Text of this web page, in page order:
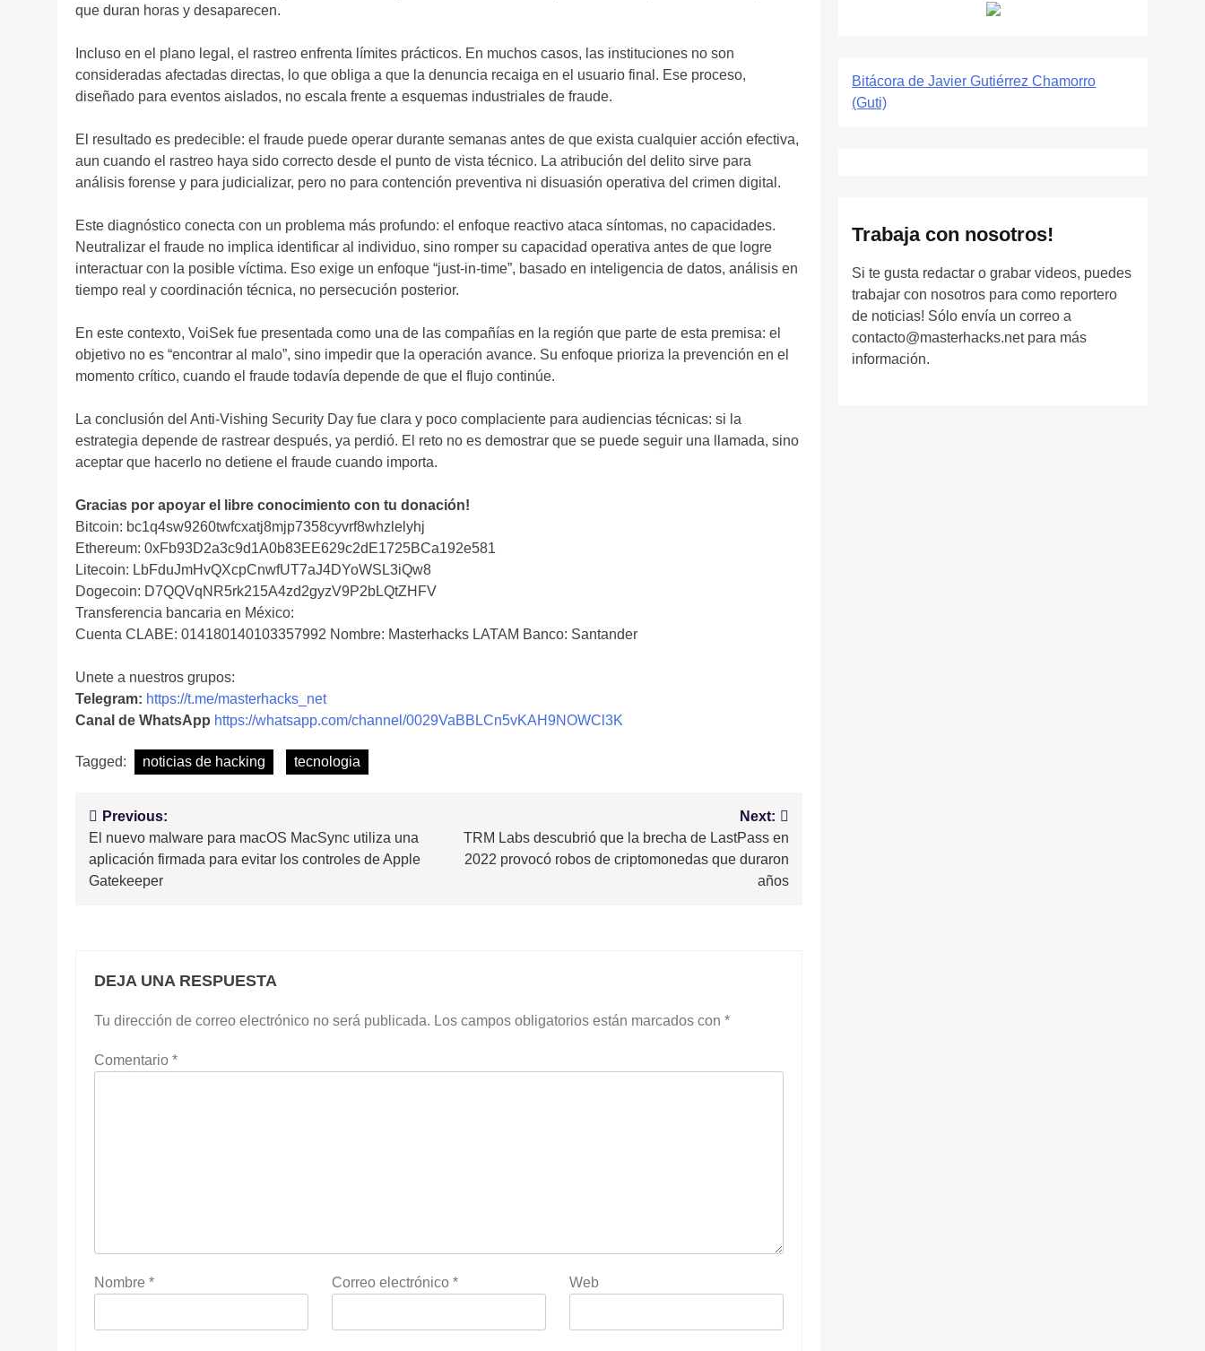
que duran horas y desaparecen.
Incluso en el plano legal, el rastreo enfrenta límites prácticos. En muchos casos, las instituciones no son
consideradas afectadas directas, lo que obliga a que la denuncia recaiga en el usuario final. Ese proceso,
diseñado para eventos aislados, no escala frente a esquemas industriales de fraude.
El resultado es predecible: el fraude puede operar durante semanas antes de que exista cualquier acción efectiva,
aun cuando el rastreo haya sido correcto desde el punto de vista técnico. La atribución del delito sirve para
análisis forense y para judicializar, pero no para contención preventiva ni disuasión operativa del crimen digital.
Este diagnóstico conecta con un problema más profundo: el enfoque reactivo ataca síntomas, no capacidades.
Neutralizar el fraude no implica identificar al individuo, sino romper su capacidad operativa antes de que logre
interactuar con la posible víctima. Eso exige un enfoque “just-in-time”, basado en inteligencia de datos, análisis en
tiempo real y coordinación técnica, no persecución posterior.
En este contexto, VoiSek fue presentada como una de las compañías en la región que parte de esta premisa: el
objetivo no es “encontrar al malo”, sino impedir que la operación avance. Su enfoque prioriza la prevención en el
momento crítico, cuando el fraude todavía depende de que el flujo continúe.
La conclusión del Anti-Vishing Security Day fue clara y poco complaciente para audiencias técnicas: si la
estrategia depende de rastrear después, ya perdió. El reto no es demostrar que se puede seguir una llamada, sino
aceptar que hacerlo no detiene el fraude cuando importa.
Gracias por apoyar el libre conocimiento con tu donación!
Bitcoin: bc1q4sw9260twfcxatj8mjp7358cyvrf8whzlelyhj
Ethereum: 0xFb93D2a3c9d1A0b83EE629c2dE1725BCa192e581
Litecoin: LbFduJmHvQXcpCnwfUT7aJ4DYoWSL3iQw8
Dogecoin: D7QQVqNR5rk215A4zd2gyzV9P2bLQtZHFV
Transferencia bancaria en México:
Cuenta CLABE: 014180140103357992 Nombre: Masterhacks LATAM Banco: Santander
Unete a nuestros grupos:
Telegram: https://t.me/masterhacks_net
Canal de WhatsApp https://whatsapp.com/channel/0029VaBBLCn5vKAH9NOWCl3K
Tagged: noticias de hacking tecnologia
Navegación
de
entradas
Previous:
El nuevo malware para macOS MacSync utiliza una
aplicación firmada para evitar los controles de Apple
Gatekeeper
Next:
TRM Labs descubrió que la brecha de LastPass en
2022 provocó robos de criptomonedas que duraron
años
DEJA UNA RESPUESTA
Tu dirección de correo electrónico no será publicada. Los campos obligatorios están marcados con *
Comentario *
Nombre * Correo electrónico* Web
Bitácora de Javier Gutiérrez Chamorro
(Guti)
Trabaja con nosotros!
Si te gusta redactar o grabar videos, puedes
trabajar con nosotros para como reportero
de noticias! Sólo envía un correo a
contacto@masterhacks.net para más
información.